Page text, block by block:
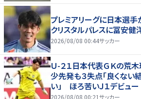
プレミアリーグに日本選
クリスタルパレスに冨安健
2026/08/08 00:44サッカー
Ｕ-２１日本代表ＧＫの荒
少先発も３失点「良くない
い」 ほろ苦いＪ１デビュー
2026/08/08 00:21サッカー